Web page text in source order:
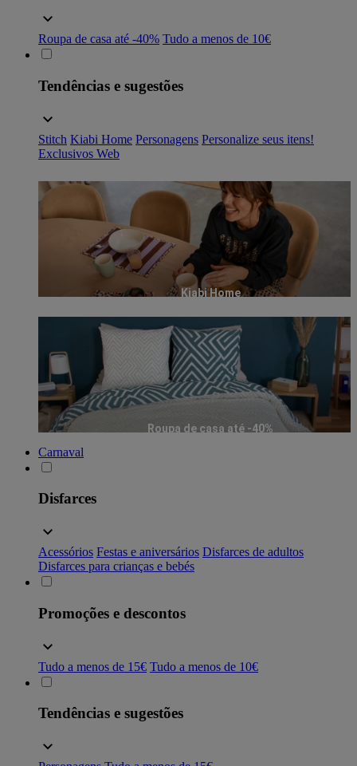
Roupa de casa até -40% Tudo a menos de 10€
Tendências e sugestões
Stitch Kiabi Home Personagens Personalize seus itens!
Exclusivos Web
Kiabi Home
Roupa de casa até -40%
Carnaval
Disfarces
Acessórios Festas e aniversários Disfarces de adultos
Disfarces para crianças e bebés
Promoções e descontos
Tudo a menos de 15€ Tudo a menos de 10€
Tendências e sugestões